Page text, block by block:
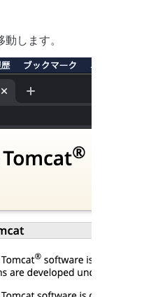
します。